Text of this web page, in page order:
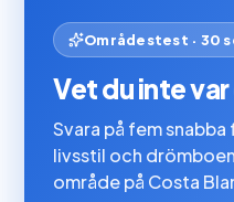
Områdestest · 30
Vet du inte
Svara på fem
livsstil och
område på Costa